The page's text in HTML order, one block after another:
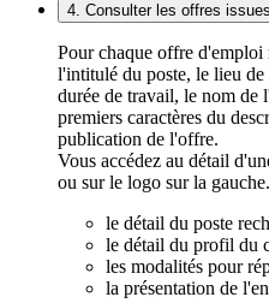
4. Consulter les offres
Pour chaque offre d'emploi
l'intitulé du poste, le lieu
durée de travail, le nom de
premiers caractères du
publication de l'offre.
Vous accédez au détail
ou sur le logo sur la
le détail du poste
le détail du profil du
les modalités pour
la présentation de